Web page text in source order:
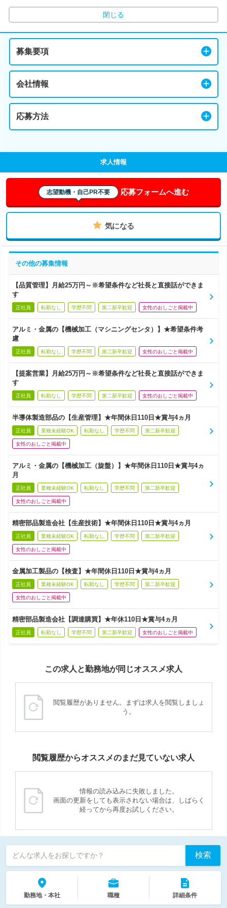
閉じる
募集要項
会社情報
応募方法
求人情報
志望動機・自己PR不要 応募フォームへ進む
気になる
その他の募集情報
【品質管理】月給25万円～※希望条件など社長と直接話ができま
す
正社員 転勤なし 学歴不問 第二新卒歓迎 女性のおしごと掲載中
アルミ・金属の【機械加工（マシニングセンタ）】★希望条件考
慮
正社員 転勤なし 学歴不問 第二新卒歓迎 女性のおしごと掲載中
【提案営業】月給25万円～※希望条件など社長と直接話ができま
す
正社員 転勤なし 学歴不問 第二新卒歓迎 女性のおしごと掲載中
半導体製造部品の【生産管理】★年間休日110日★賞与4ヵ月
正社員 業種未経験OK 転勤なし 学歴不問 第二新卒歓迎
女性のおしごと掲載中
アルミ・金属の【機械加工（旋盤）】★年間休日110日★賞与4ヵ
月
正社員 業種未経験OK 転勤なし 学歴不問 第二新卒歓迎
女性のおしごと掲載中
精密部品製造会社【生産技術】★年間休日110日★賞与4ヵ月
正社員 業種未経験OK 転勤なし 学歴不問 第二新卒歓迎
女性のおしごと掲載中
金属加工製品の【検査】★年間休日110日★賞与4ヵ月
正社員 業種未経験OK 転勤なし 学歴不問 第二新卒歓迎
女性のおしごと掲載中
精密部品製造会社【調達購買】★年休110日★賞与4ヵ月
正社員 転勤なし 学歴不問 第二新卒歓迎 女性のおしごと掲載中
この求人と勤務地が同じオススメ求人
閲覧履歴がありません。まずは求人を閲覧しましょ
う。
閲覧履歴からオススメのまだ見ていない求人
情報の読み込みに失敗しました。
画面の更新をしても表示されない場合は、しばらく
経ってから再度お試しください。
どんな求人をお探しですか？ 検索
勤務地・本社 職種 詳細条件